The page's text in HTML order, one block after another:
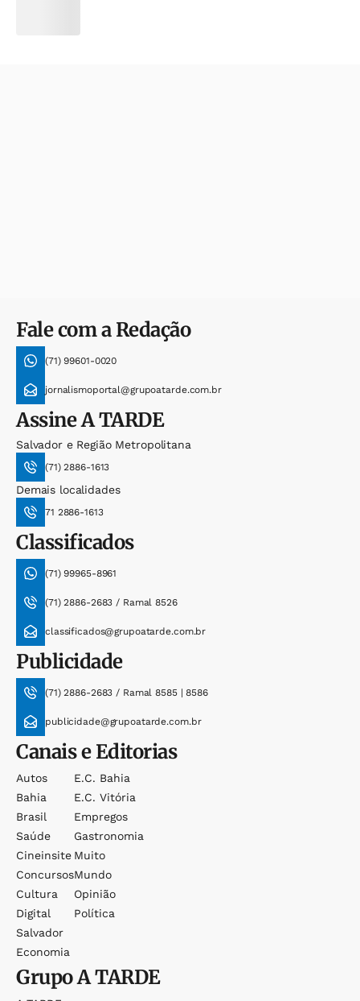
Fale com a Redação
(71) 99601-0020
jornalismoportal@grupoatarde.com.br
AssineA TARDE
Salvador e Região Metropolitana
(71) 2886-1613
Demais localidades
71 2886-1613
Classificados
(71) 99965-8961
(71) 2886-2683 / Ramal 8526
classificados@grupoatarde.com.br
Publicidade
(71) 2886-2683 / Ramal 8585 | 8586
publicidade@grupoatarde.com.br
Canais e Editorias
Autos
Bahia
Brasil
Saúde
Cineinsite
Concursos
Cultura
Digital
Salvador
Economia
E.c. Bahia
E.c. Vitória
Empregos
Gastronomia
Muito
Mundo
Opinião
Política
GrupoA TARDE